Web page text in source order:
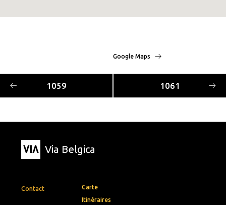
Google Maps
1059 1061
Via Belgica
Contact
Carte
Itinéraires